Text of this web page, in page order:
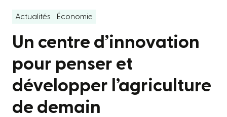
Actualités Économie
Un centre d’innovation
pour penser et
développer l’agriculture
de demain